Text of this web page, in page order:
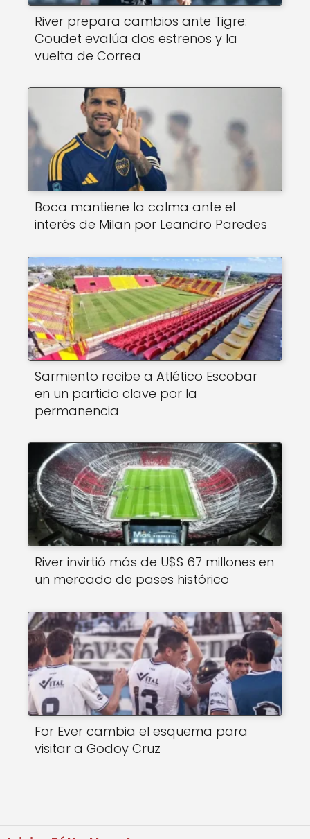
River prepara cambios ante Tigre:
Coudet evalúa dos estrenos y la
vuelta de Correa
Boca mantiene la calma ante el
interés de Milan por Leandro Paredes
Sarmiento recibe a Atlético Escobar
en un partido clave por la
permanencia
River invirtió más de U$S 67 millones en
un mercado de pases histórico
For Ever cambia el esquema para
visitar a Godoy Cruz